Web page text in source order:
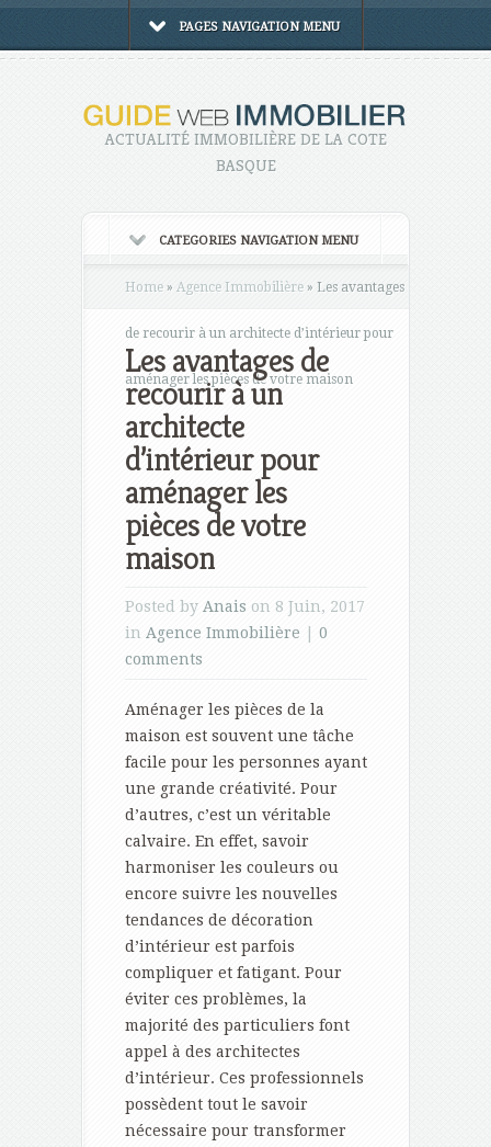
PAGES NAVIGATION MENU
ACTUALITÉ IMMOBILIÈRE DE LA COTE
BASQUE
CATEGORIES NAVIGATION MENU
Home » Agence Immobilière » Les avantages
de recourir à un architecte d’intérieur pour
aménager les pièces de votre maison
Les avantages de
recourir à un
architecte
d’intérieur pour
aménager les
pièces de votre
maison
Posted by Anais on 8 Juin, 2017
in Agence Immobilière
0
comments
Aménager les pièces de la
maison est souvent une tâche
facile pour les personnes ayant
une grande créativité. Pour
d’autres, c’est un véritable
calvaire. En effet, savoir
harmoniser les couleurs ou
encore suivre les nouvelles
tendances de décoration
d’intérieur est parfois
compliquer et fatigant. Pour
éviter ces problèmes, la
majorité des particuliers font
appel à des architectes
d’intérieur. Ces professionnels
possèdent tout le savoir
nécessaire pour transformer